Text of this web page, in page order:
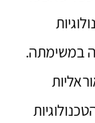
במשימתה.